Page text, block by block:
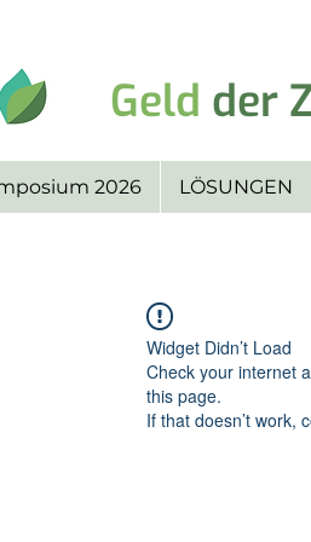
Geld der
2026 LÖSUNGEN
Widget Didn’t Load
Check your internet
this page.
If that doesn’t work,